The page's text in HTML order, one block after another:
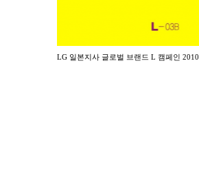
LG 일본지사 글로벌 브랜드 L 캠페인 2010